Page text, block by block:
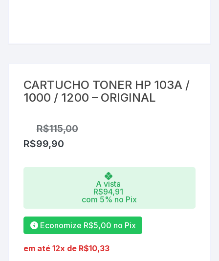
CARTUCHO TONER HP 103A /
1000 / 1200 – ORIGINAL
R$115,00
R$99,90
A vista
R$94,91
com 5% no Pix
Economize R$5,00 no Pix
em até 12x de R$10,33